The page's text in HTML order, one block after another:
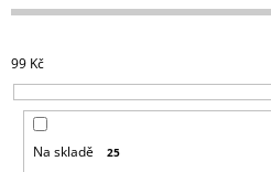
E
Í
P
99 Kč
Na skladě 25
HLEDAT